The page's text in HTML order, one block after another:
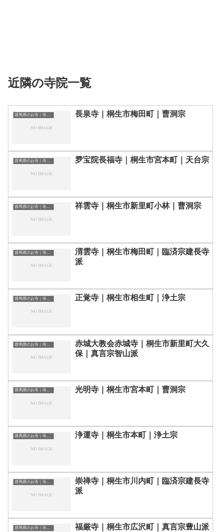
近隣の寺院一覧
群馬県のお寺｜寺院一覧 長泉寺｜桐生市梅田町｜曹洞宗
群馬県のお寺｜寺院一覧 夛宝院長福寺｜桐生市宮本町｜天台宗
群馬県のお寺｜寺院一覧 祥雲寺｜桐生市新里町小林｜曹洞宗
群馬県のお寺｜寺院一覧
渭雲寺｜桐生市梅田町｜臨済宗建長寺
派
群馬県のお寺｜寺院一覧 正覚寺｜桐生市相生町｜浄土宗
群馬県のお寺｜寺院一覧
赤城大教会赤城寺｜桐生市新里町大久
保｜真言宗智山派
群馬県のお寺｜寺院一覧 光明寺｜桐生市宮本町｜曹洞宗
群馬県のお寺｜寺院一覧 浄運寺｜桐生市本町｜浄土宗
群馬県のお寺｜寺院一覧
崇禅寺｜桐生市川内町｜臨済宗建長寺
派
群馬県のお寺｜寺院一覧 福厳寺｜桐生市広沢町｜真言宗豊山派